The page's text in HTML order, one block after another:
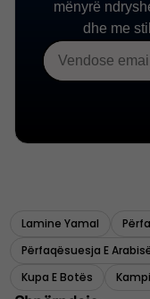
Lamine Yamal
Përfaqësuesja E
Kupa E Botës